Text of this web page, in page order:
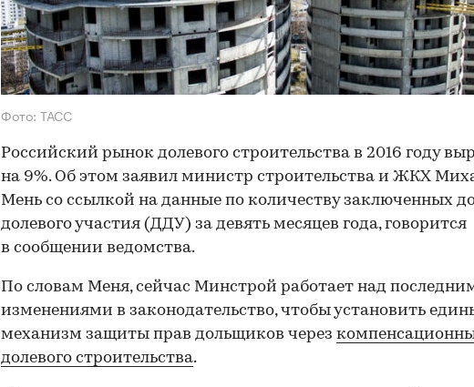
Фото: ТАСС
Российский рынок долевого строительства в 2016 году
на 9%. Об этом заявил министр строительства и ЖКХ
Мень со ссылкой на данные по количеству заключенных
долевого участия (ДДУ) за девять месяцев года, говорится
в сообщении ведомства.
По словам Меня, сейчас Минстрой работает над
изменениями в законодательство, чтобы установить
механизм защиты прав дольщиков через
долевого строительства.